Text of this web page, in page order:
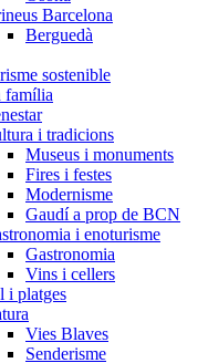
Barcelona
Berguedà
sostenible
família
i tradicions
Museus i monuments
Fires i festes
Modernisme
Gaudí a prop de BCN
i enoturisme
Gastronomia
Vins i cellers
i platges
Vies Blaves
Senderisme